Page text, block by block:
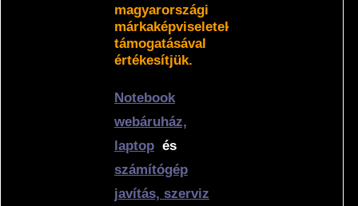
magyarországi
márkaképviseletek
támogatásával
értékesítjük.
Notebook
webáruház,
laptop és
számítógép
javítás, szerviz